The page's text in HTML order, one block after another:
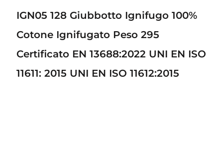
IGN05 128 Giubbotto Ignifugo 100%
Cotone Ignifugato Peso 295
Certificato EN 13688:2022 UNI EN ISO
11611: 2015 UNI EN ISO 11612:2015